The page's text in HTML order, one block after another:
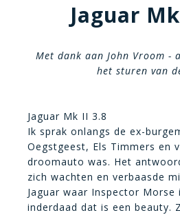
Jaguar
Met dank aan John Vroom -
het sturen van
Jaguar Mk II 3.8
Ik sprak onlangs de ex-
Oegstgeest, Els Timmers en
droomauto was. Het
zich wachten en verbaasde
Jaguar waar Inspector Morse
inderdaad dat is een beauty.